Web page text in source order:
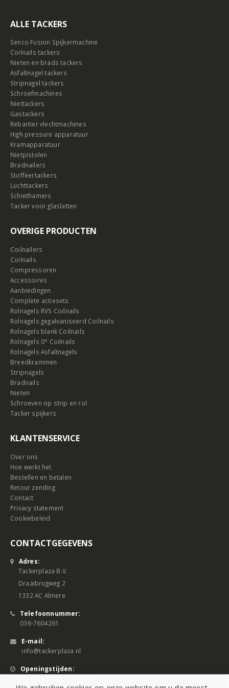
ALLE TACKERS
Senco Fusion Spijkermachine
Coilnails tackers
Nieten en brads tackers
Asfaltnagel tackers
Stripnagel tackers
Schroefmachines
Niettackers
Gastackers
Rebartier vlechtmachines
High pressure apparatuur
Kramapparatuur
Nietpistolen
Bradnailers
Stoffeertackers
Luchttackers
Schiethamers
Tacker voor glaslatten
OVERIGE PRODUCTEN
Coilnailers
Coilnails
Compressoren
Accessoires
Aanbiedingen
Complete actiesets
Rolnagels RVS Coilnails
Rolnagels gegalvaniseerd Coilnails
Rolnagels blank Coilnails
Rolnagels 0° Coilnails
Rolnagels Asfaltnagels
Breedkrammen
Stripnagels
Bradnails
Nieten
Schroeven op strip en rol
Tacker spijkers
KLANTENSERVICE
Over ons
Hoe werkt het
Bestellen en betalen
Retour zending
Contact
Privacy statement
Cookiebeleid
CONTACTGEGEVENS
Adres:
Tackerplaza B.V.
Draaibrugweg 2
1332 AC Almere
Telefoonnummer:
036-7604261
E-mail:
info@tackerplaza.nl
Openingstijden: